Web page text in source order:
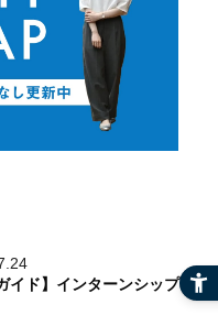
イド】インターンシップ